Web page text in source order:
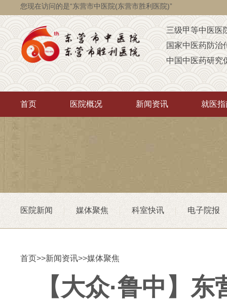
您现在访问的是“东营市中医院(东营市胜利医院)”
三级甲等中医医
国家中医药防治
中国中医药研究
省级智障儿童康
山东省AAA级定
首页 医院概况 新闻资讯 就医
医院新闻 媒体聚焦 科室快讯 电子院报
首页>>新闻资讯>>媒体聚焦
【大众·鲁中】